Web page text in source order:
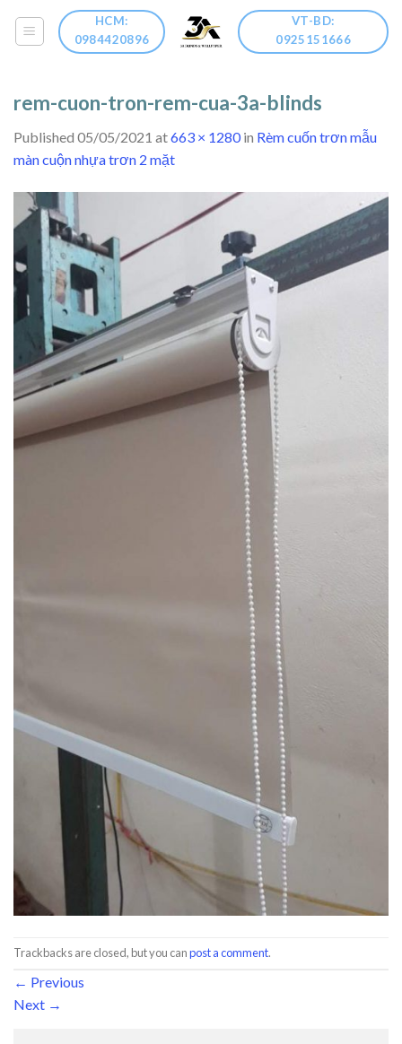
HCM:
0984420896
VT-BD:
0925151666
rem-cuon-tron-rem-cua-3a-blinds
Published 05/05/2021 at663 × 1280in Rèm cuốn trơn mẫu
màn cuộn nhựa trơn 2 mặt
Trackbacks are closed, but you canpost a comment.
← Previous
Next →